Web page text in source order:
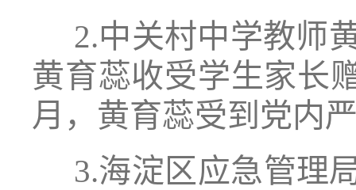
2.中关村中学教师
黄育蕊收受学生家长
月，黄育蕊受到党内
3.海淀区应急管理